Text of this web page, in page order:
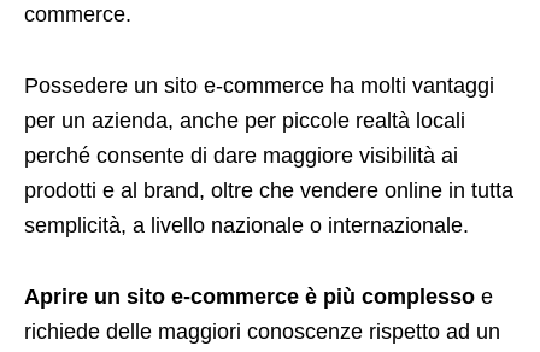
commerce.
Possedere un sito e-commerce ha molti vantaggi
per un azienda, anche per piccole realtà locali
perché consente di dare maggiore visibilità ai
prodotti e al brand, oltre che vendere online in tutta
semplicità, a livello nazionale o internazionale.
Aprire un sito e-commerce è più complesso e
richiede delle maggiori conoscenze rispetto ad un